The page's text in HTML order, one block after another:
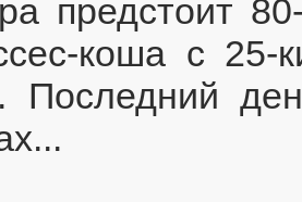
предстоит
коша с 25-
Последний